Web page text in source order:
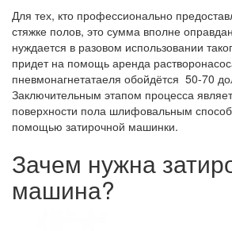
Для тех, кто профессионально
стяжке полов, это сумма вполне
нуждается в разовом использовании
придет на помощь аренда
пневмонагнетатаеля обойдётся 50-70
Заключительным этапом процесса
поверхности пола шлифовальным
помощью затирочной машинки.
Зачем нужна
машина?